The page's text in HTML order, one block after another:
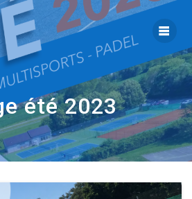
été 2023